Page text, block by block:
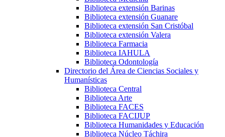
Biblioteca extensión Barinas
Biblioteca extensión Guanare
Biblioteca extensión San Cristóbal
Biblioteca extensión Valera
Biblioteca Farmacia
Biblioteca IAHULA
Biblioteca Odontología
Directorio del Área de Ciencias Sociales y
Humanísticas
Biblioteca Central
Biblioteca Arte
Biblioteca FACES
Biblioteca FACIJUP
Biblioteca Humanidades y Educación
Biblioteca Núcleo Táchira